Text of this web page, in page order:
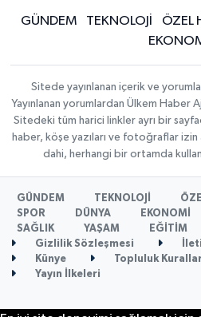
GÜNDEM TEKNOLOJİ ÖZEL
Sitede yayınlanan içerik ve
Yayınlanan yorumlardan Ülkem Haber
Sitedeki tüm harici linkler ayrı bir
haber, köşe yazıları ve fotoğraflar izin
dahi, herhangi bir ortamda
GÜNDEM TEKNOLOJİ
SPOR
DÜNYA EKONOMİ
SAĞLIK
YAŞAM
EĞİTİM
Gizlilik Sözleşmesi
Künye
Topluluk
Yayın İlkeleri